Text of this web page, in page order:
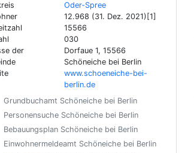
Oder-Spree
12.968 (31. Dez. 2021)[1]
15566
030
der
Dorfaue 1, 15566
Schöneiche bei Berlin
www.schoeneiche-bei-
berlin.de
Grundbuchamt Schöneiche bei Berlin
Personensuche Schöneiche bei Berlin
Bebauungsplan Schöneiche bei Berlin
Einwohnermeldeamt Schöneiche bei Berlin